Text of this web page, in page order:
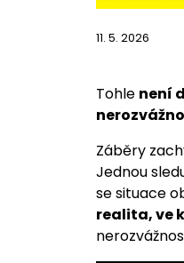
11. 5. 2026
Tohle není
Záběry
Jednou
se situace
realita, ve